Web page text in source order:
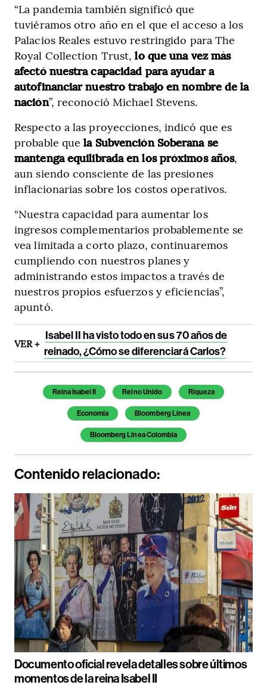
“La pandemia también significó que
tuviéramos otro año en el que el acceso a los
Palacios Reales estuvo restringido para The
Royal Collection Trust,lo que una vez más
afectó nuestra capacidad para ayudar a
autofinanciar nuestro trabajo en nombre de la
nación”, reconoció Michael Stevens.
Respecto a las proyecciones, indicó que es
probable quela Subvención Soberana se
mantenga equilibrada en los próximos años,
aun siendo consciente de las presiones
inflacionarias sobre los costos operativos.
“Nuestra capacidad para aumentar los
ingresos complementarios probablemente se
vea limitada a corto plazo, continuaremos
cumpliendo con nuestros planes y
administrando estos impactos a través de
nuestros propios esfuerzos y eficiencias”,
apuntó.
VER +
Isabel II ha visto todo en sus 70 años de
reinado, ¿Cómo se diferenciará Carlos?
Reina Isabel II Reino Unido Riqueza
Economía Bloomberg Línea
Bloomberg Línea Colombia
Contenido relacionado:
Documento oficial revela detalles sobre últimos
momentos de la reina Isabel II